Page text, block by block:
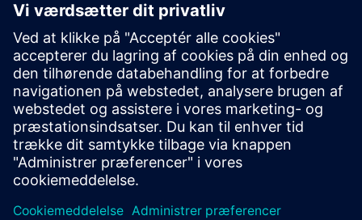
Select...
Cementindustrien
Ovnindløbssystem i cementanlæg